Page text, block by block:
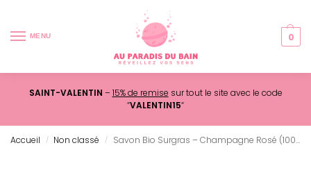
MENU 0
SAINT-VALENTIN – 15% de remise sur tout le site avec le code
“VALENTIN15“
Accueil / Non classé / Savon Bio Surgras – Champagne Rosé (100G)